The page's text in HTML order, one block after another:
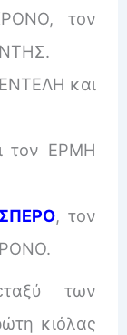
τον
και
τον ΕΡΜΗ
, τον
των
κιόλας